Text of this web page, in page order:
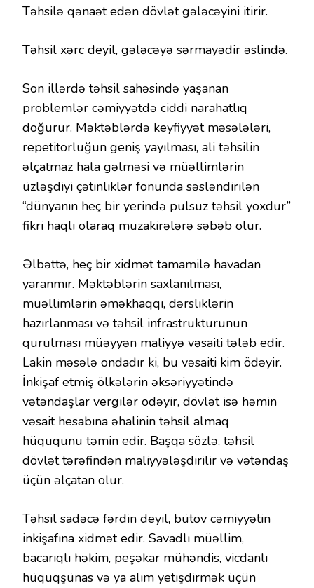
Təhsilə qənaət edən dövlət gələcəyini itirir.
Təhsil xərc deyil, gələcəyə sərmayədir əslində.
Son illərdə təhsil sahəsində yaşanan
problemlər cəmiyyətdə ciddi narahatlıq
doğurur. Məktəblərdə keyfiyyət məsələləri,
repetitorluğun geniş yayılması, ali təhsilin
əlçatmaz hala gəlməsi və müəllimlərin
üzləşdiyi çətinliklər fonunda səsləndirilən
“dünyanın heç bir yerində pulsuz təhsil yoxdur”
fikri haqlı olaraq müzakirələrə səbəb olur.
Əlbəttə, heç bir xidmət tamamilə havadan
yaranmır. Məktəblərin saxlanılması,
müəllimlərin əməkhaqqı, dərsliklərin
hazırlanması və təhsil infrastrukturunun
qurulması müəyyən maliyyə vəsaiti tələb edir.
Lakin məsələ ondadır ki, bu vəsaiti kim ödəyir.
İnkişaf etmiş ölkələrin əksəriyyətində
vətəndaşlar vergilər ödəyir, dövlət isə həmin
vəsait hesabına əhalinin təhsil almaq
hüququnu təmin edir. Başqa sözlə, təhsil
dövlət tərəfindən maliyyələşdirilir və vətəndaş
üçün əlçatan olur.
Təhsil sadəcə fərdin deyil, bütöv cəmiyyətin
inkişafına xidmət edir. Savadlı müəllim,
bacarıqlı həkim, peşəkar mühəndis, vicdanlı
hüquqşünas və ya alim yetişdirmək üçün